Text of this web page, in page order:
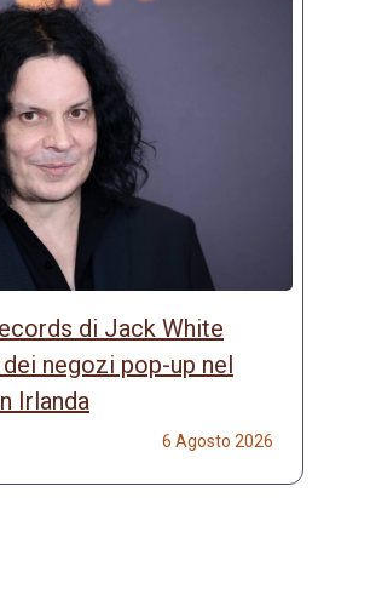
di Jack White
negozi pop-up nel
Irlanda
6 Agosto 2026